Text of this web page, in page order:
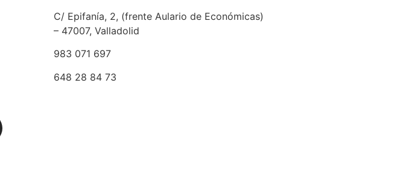
C/ Epifanía, 2, (frente Aulario de Económicas)
– 47007, Valladolid
983 071 697
648 28 84 73